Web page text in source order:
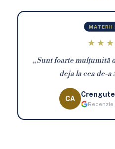
MATERII
„Sunt foarte mulțumită
deja la cea de-a
CA
Recenzie